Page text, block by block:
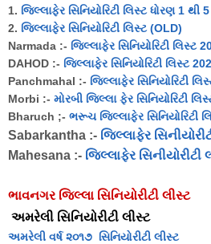
1. જિલ્લાફેર સિનિયોરિટી લિસ્ટ ધોરણ 1 થી
2. જિલ્લાફેર સિનિયોરિટી લિસ્ટ (OLD)
Narmada :- જિલ્લાફેર સિનિયોરિટી લિસ્ટ
DAHOD :- જિલ્લાફેર સિનિયોરિટી લિસ્ટ
Panchmahal :- જિલ્લાફેર સિનિયોરિટી
Morbi :- મોરબી જિલ્લા ફેર સિનિયોરિટી
Bharuch ;- ભરૂચ જિલ્લાફેર સિનિયોરિટી
Sabarkantha :- જિલ્લાફેર
Mahesana :- જિલ્લાફેર સિનીયોરીટી
ભાવનગર જિલ્લા સિનિયોરીટી લીસ્ટ
અમરેલી સિનિયોરીટી લીસ્ટ
અમરેલી વર્ષ ૨૦૧૭ સિનિયોરીટી લીસ્ટ